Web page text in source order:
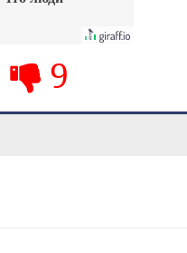
их не видят...
9